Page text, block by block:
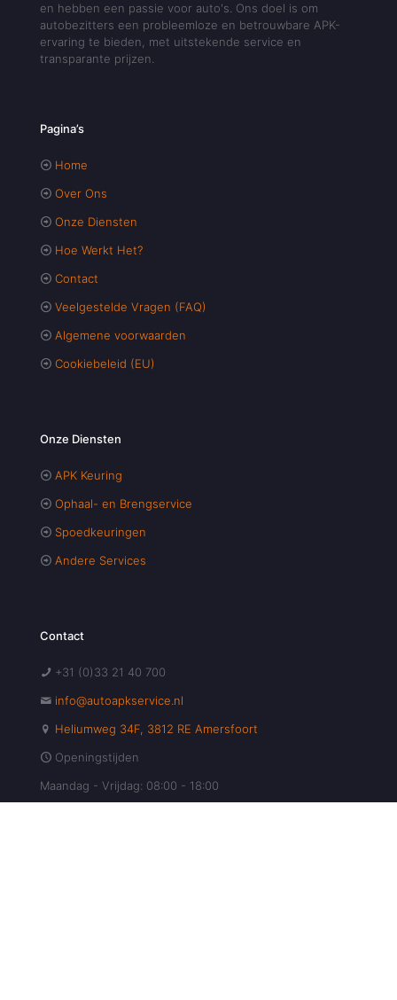
en hebben een passie voor auto's. Ons doel is om
autobezitters een probleemloze en betrouwbare APK-
ervaring te bieden, met uitstekende service en
transparante prijzen.
Pagina’s
Home
Over Ons
Onze Diensten
Hoe Werkt Het?
Contact
Veelgestelde Vragen (FAQ)
Algemene voorwaarden
Cookiebeleid (EU)
Onze Diensten
APK Keuring
Ophaal- en Brengservice
Spoedkeuringen
Andere Services
Contact
+31 (0)33 21 40 700
info@autoapkservice.nl
Heliumweg 34F, 3812 RE Amersfoort
Openingstijden
Maandag - Vrijdag: 08:00 - 18:00